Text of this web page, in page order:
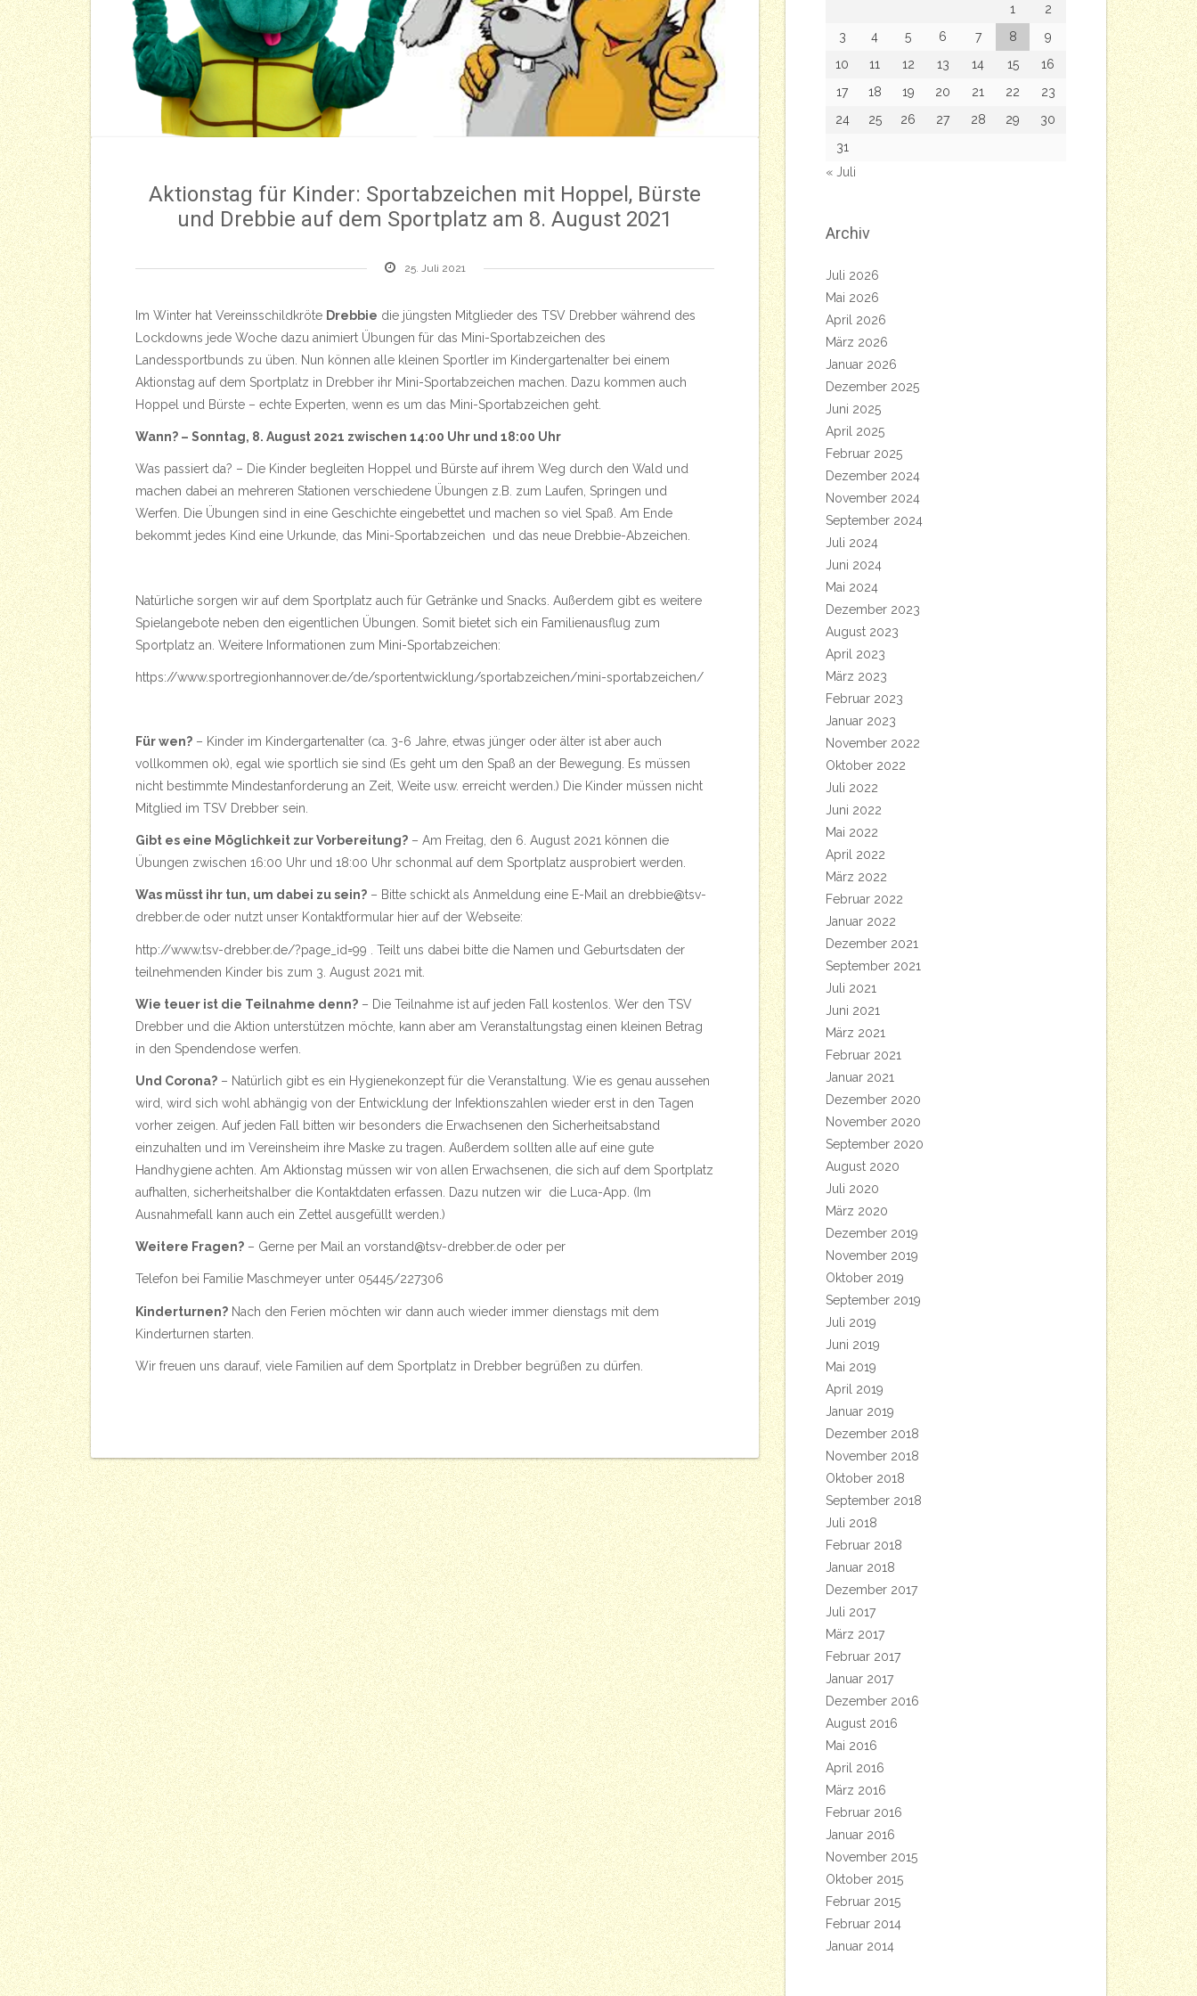
Aktionstag für Kinder: Sportabzeichen mit Hoppel, Bürste
und Drebbie auf dem Sportplatz am 8. August 2021
25. Juli 2021
Im Winter hat Vereinsschildkröte Drebbie die jüngsten Mitglieder des TSV Drebber während des
Lockdowns jede Woche dazu animiert Übungen für das Mini-Sportabzeichen des
Landessportbunds zu üben. Nun können alle kleinen Sportler im Kindergartenalter bei einem
Aktionstag auf dem Sportplatz in Drebber ihr Mini-Sportabzeichen machen. Dazu kommen auch
Hoppel und Bürste – echte Experten, wenn es um das Mini-Sportabzeichen geht.
Wann? – Sonntag, 8. August 2021 zwischen 14:00 Uhr und 18:00 Uhr
Was passiert da? – Die Kinder begleiten Hoppel und Bürste auf ihrem Weg durch den Wald und
machen dabei an mehreren Stationen verschiedene Übungen z.B. zum Laufen, Springen und
Werfen. Die Übungen sind in eine Geschichte eingebettet und machen so viel Spaß. Am Ende
bekommt jedes Kind eine Urkunde, das Mini-Sportabzeichen und das neue Drebbie-Abzeichen.
Natürliche sorgen wir auf dem Sportplatz auch für Getränke und Snacks. Außerdem gibt es weitere
Spielangebote neben den eigentlichen Übungen. Somit bietet sich ein Familienausflug zum
Sportplatz an. Weitere Informationen zum Mini-Sportabzeichen:
https://www.sportregionhannover.de/de/sportentwicklung/sportabzeichen/mini-sportabzeichen/
Für wen? – Kinder im Kindergartenalter (ca. 3-6 Jahre, etwas jünger oder älter ist aber auch
vollkommen ok), egal wie sportlich sie sind (Es geht um den Spaß an der Bewegung. Es müssen
nicht bestimmte Mindestanforderung an Zeit, Weite usw. erreicht werden.) Die Kinder müssen nicht
Mitglied im TSV Drebber sein.
Gibt es eine Möglichkeit zur Vorbereitung? – Am Freitag, den 6. August 2021 können die
Übungen zwischen 16:00 Uhr und 18:00 Uhr schonmal auf dem Sportplatz ausprobiert werden.
Was müsst ihr tun, um dabei zu sein? – Bitte schickt als Anmeldung eine E-Mail an drebbie@tsv-
drebber.de oder nutzt unser Kontaktformular hier auf der Webseite:
http://www.tsv-drebber.de/?page_id=99 . Teilt uns dabei bitte die Namen und Geburtsdaten der
teilnehmenden Kinder bis zum 3. August 2021 mit.
Wie teuer ist die Teilnahme denn? – Die Teilnahme ist auf jeden Fall kostenlos. Wer den TSV
Drebber und die Aktion unterstützen möchte, kann aber am Veranstaltungstag einen kleinen Betrag
in den Spendendose werfen.
Und Corona? – Natürlich gibt es ein Hygienekonzept für die Veranstaltung. Wie es genau aussehen
wird, wird sich wohl abhängig von der Entwicklung der Infektionszahlen wieder erst in den Tagen
vorher zeigen. Auf jeden Fall bitten wir besonders die Erwachsenen den Sicherheitsabstand
einzuhalten und im Vereinsheim ihre Maske zu tragen. Außerdem sollten alle auf eine gute
Handhygiene achten. Am Aktionstag müssen wir von allen Erwachsenen, die sich auf dem Sportplatz
aufhalten, sicherheitshalber die Kontaktdaten erfassen. Dazu nutzen wir die Luca-App. (Im
Ausnahmefall kann auch ein Zettel ausgefüllt werden.)
Weitere Fragen? – Gerne per Mail an vorstand@tsv-drebber.de oder per
Telefon bei Familie Maschmeyer unter 05445/227306
Kinderturnen? Nach den Ferien möchten wir dann auch wieder immer dienstags mit dem
Kinderturnen starten.
Wir freuen uns darauf, viele Familien auf dem Sportplatz in Drebber begrüßen zu dürfen.
1
2
3
4 5 6 7 8
9
10
11 12 13 14 15
16
17
18 19 20 21 22
23
24
25 26 27 28 29
30
31
« Juli
Archiv
Juli 2026
Mai 2026
April 2026
März 2026
Januar 2026
Dezember 2025
Juni 2025
April 2025
Februar 2025
Dezember 2024
November 2024
September 2024
Juli 2024
Juni 2024
Mai 2024
Dezember 2023
August 2023
April 2023
März 2023
Februar 2023
Januar 2023
November 2022
Oktober 2022
Juli 2022
Juni 2022
Mai 2022
April 2022
März 2022
Februar 2022
Januar 2022
Dezember 2021
September 2021
Juli 2021
Juni 2021
März 2021
Februar 2021
Januar 2021
Dezember 2020
November 2020
September 2020
August 2020
Juli 2020
März 2020
Dezember 2019
November 2019
Oktober 2019
September 2019
Juli 2019
Juni 2019
Mai 2019
April 2019
Januar 2019
Dezember 2018
November 2018
Oktober 2018
September 2018
Juli 2018
Februar 2018
Januar 2018
Dezember 2017
Juli 2017
März 2017
Februar 2017
Januar 2017
Dezember 2016
August 2016
Mai 2016
April 2016
März 2016
Februar 2016
Januar 2016
November 2015
Oktober 2015
Februar 2015
Februar 2014
Januar 2014